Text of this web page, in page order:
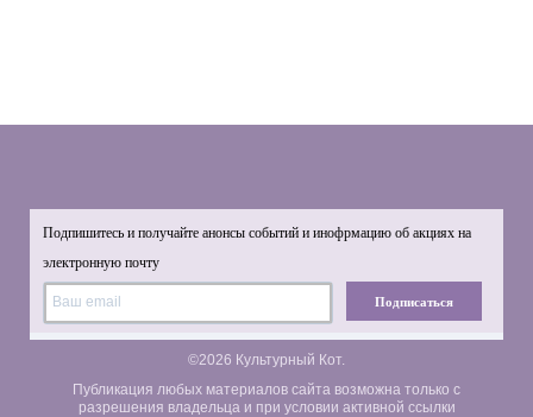
Подпишитесь и получайте анонсы событий и инофрмацию об акциях на
электронную почту
Подписаться
©2026 Культурный Кот.
Публикация любых материалов сайта возможна только с
разрешения владельца и при условии активной ссылки